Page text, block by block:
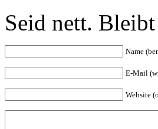
Seid nett.
Name
E-Mail
Website